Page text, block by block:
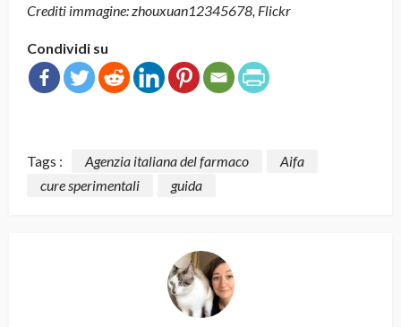
Crediti immagine: zhouxuan12345678, Flickr
Condividi su
Tags : Agenzia italiana del farmaco
Aifa
cure sperimentali
guida